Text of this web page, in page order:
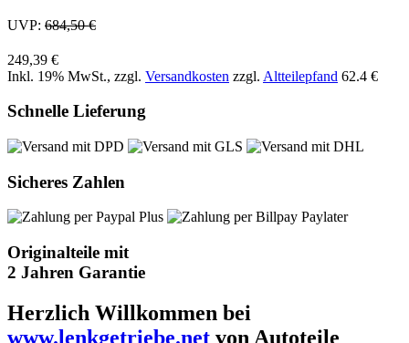
UVP: 684,50 €
249,39 €
Inkl. 19% MwSt., zzgl. Versandkosten zzgl. Altteilepfand 62.4 €
Schnelle Lieferung
Sicheres Zahlen
Originalteile mit
2 Jahren Garantie
Herzlich Willkommen bei
www.lenkgetriebe.net von Autoteile